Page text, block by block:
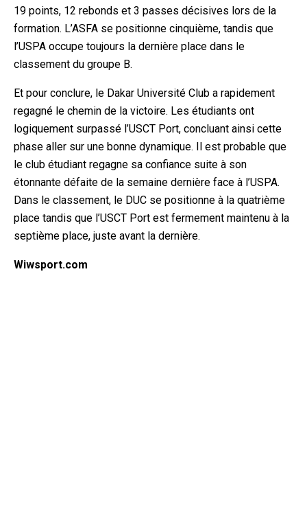
19 points, 12 rebonds et 3 passes décisives lors de la
formation. L’ASFA se positionne cinquième, tandis que
l’USPA occupe toujours la dernière place dans le
classement du groupe B.
Et pour conclure, le Dakar Université Club a rapidement
regagné le chemin de la victoire. Les étudiants ont
logiquement surpassé l’USCT Port, concluant ainsi cette
phase aller sur une bonne dynamique. Il est probable que
le club étudiant regagne sa confiance suite à son
étonnante défaite de la semaine dernière face à l’USPA.
Dans le classement, le DUC se positionne à la quatrième
place tandis que l’USCT Port est fermement maintenu à la
septième place, juste avant la dernière.
Wiwsport.com